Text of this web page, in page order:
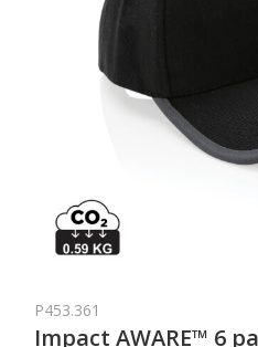
P453.361
Impact AWARE™ 6